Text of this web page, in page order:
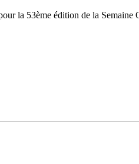
la 53ème édition de la